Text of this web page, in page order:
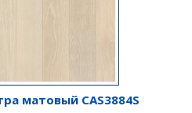
матовый CAS3884S